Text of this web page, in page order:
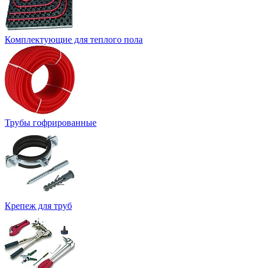
Комплектующие для теплого пола
Трубы гофрированные
Крепеж для труб